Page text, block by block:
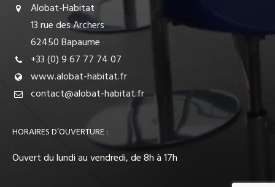
Alobat-Habitat
13 rue des Archers
62450 Bapaume
+33 (0) 9 67 77 74 07
www.alobat-habitat.fr
contact@alobat-habitat.fr
HORAIRES D’OUVERTURE :
Ouvert du lundi au vendredi, de 8h à 17h